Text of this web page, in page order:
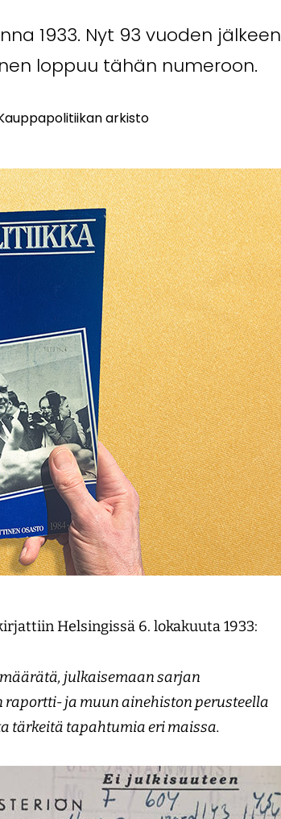
1933. Nyt 93 vuoden jälkeen
loppuu tähän numeroon.
arkisto
Helsingissä 6. lokakuuta 1933:
julkaisemaan sarjan
ja muun ainehiston perusteella
tärkeitä tapahtumia eri maissa.